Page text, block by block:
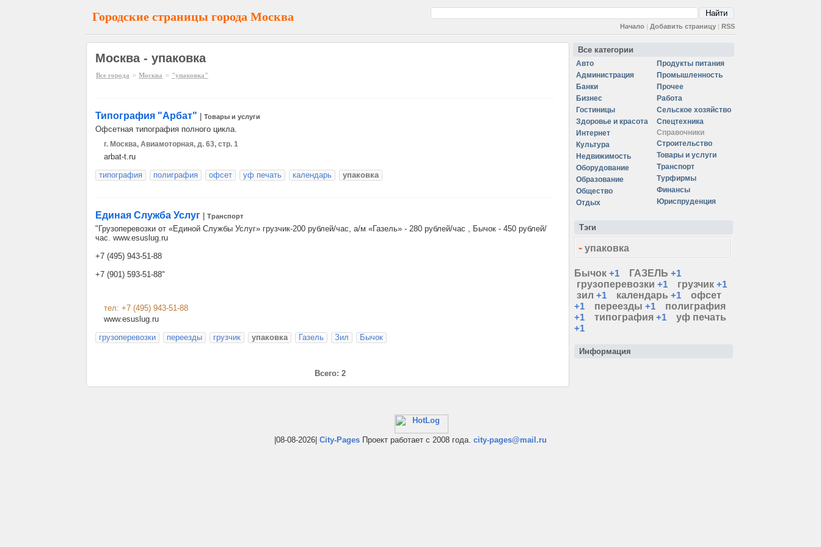
Городские страницы города Москва
Начало | Добавить страницу | RSS
Москва - упаковка
Все города » Москва » "упаковка"
Типография "Арбат" Товары и услуги
Офсетная типография полного цикла.
г. Москва, Авиамоторная, д. 63, стр. 1
arbat-t.ru
типография
полиграфия офсет уф печать календарь упаковка
Единая Служба Услуг Транспорт
"Грузоперевозки от «Единой Службы Услуг» грузчик-200 рублей/час, а/м «Газель» - 280 рублей/час , Бычок - 450 рублей/
час. www.esuslug.ru
+7 (495) 943-51-88
+7 (901) 593-51-88"
тел: +7 (495) 943-51-88
www.esuslug.ru
грузоперевозки
переезды грузчик упаковка Газель Зил Бычок
Всего: 2
Все категории
Авто
Администрация
Банки
Бизнес
Гостиницы
Здоровье и красота
Интернет
Культура
Недвижимость
Оборудование
Образование
Общество
Отдых
Продукты питания
Промышленность
Прочее
Работа
Сельское хозяйство
Спецтехника
Справочники
Строительство
Товары и услуги
Транспорт
Турфирмы
Финансы
Юриспруденция
Тэги
- упаковка
Бычок +1 ГАЗЕЛЬ +1
грузоперевозки +1 грузчик +1
зил +1 календарь +1
офсет
+1
переезды +1
полиграфия
+1
типография +1
уф печать
+1
Информация
|08-08-2026| City-Pages Проект работает с 2008 года. city-pages@mail.ru